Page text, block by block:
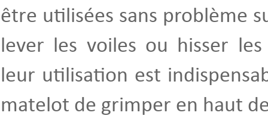
être utilisées sans problème
lever les voiles ou hisser
leur utilisation est
matelot de grimper en haut